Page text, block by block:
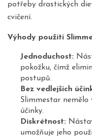
potřeby drastických
cvičení.
Výhody použití
Jednoduchost:
pokožku, čímž
postupů.
Bez vedlejších
Slimmestar nemělo
účinky.
Diskrétnost:
umožňuje jeho